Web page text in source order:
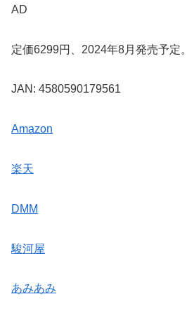
AD
定価6299円、2024年8月発売予定。
JAN: 4580590179561
Amazon
楽天
DMM
駿河屋
あみあみ